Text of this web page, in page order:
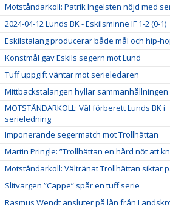
Motståndarkoll: Patrik Ingelsten nöjd med
2024-04-12 Lunds BK - Eskilsminne IF 1-2 (0-1)
Eskilstalang producerar både mål och hip-
Konstmål gav Eskils segern mot Lund
Tuff uppgift väntar mot serieledaren
Mittbackstalangen hyllar sammanhållningen
MOTSTÅNDARKOLL: Väl förberett Lunds BK i
serieledning
Imponerande segermatch mot Trollhättan
Martin Pringle: ”Trollhättan en hård nöt att
Motståndarkoll: Vältränat Trollhättan siktar
Slitvargen ”Cappe” spår en tuff serie
Rasmus Wendt ansluter på lån från